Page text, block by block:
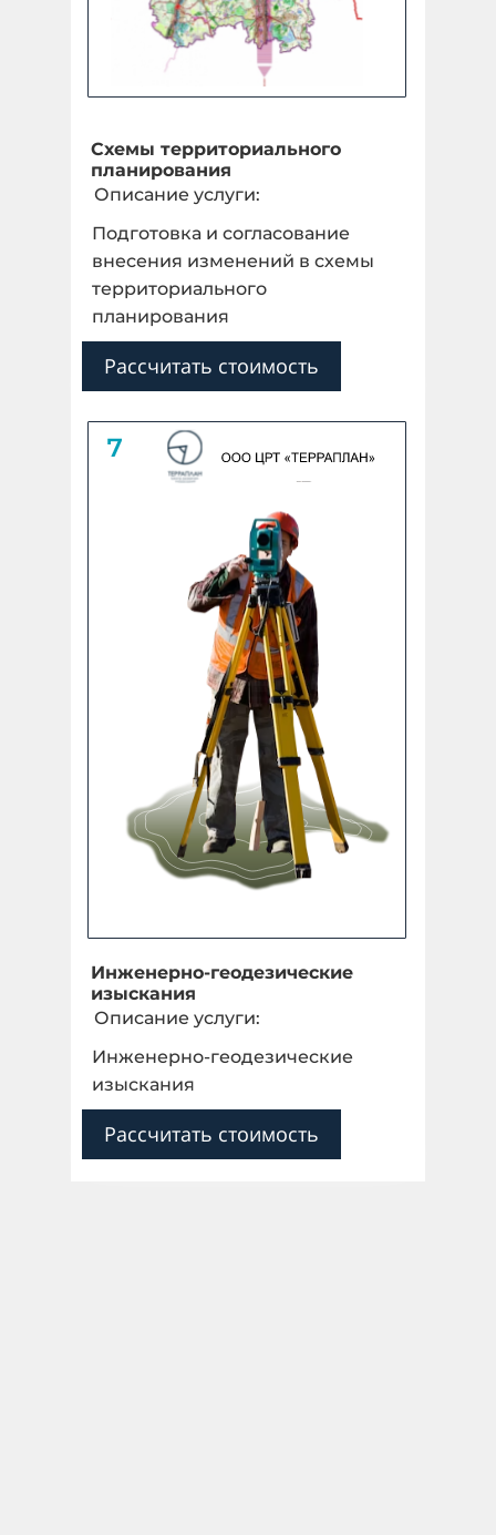
Схемы территориального
планирования
Описание услуги:
Подготовка и согласование
внесения изменений в схемы
территориального
планирования
Рассчитать стоимость
Инженерно-геодезические
изыскания
Описание услуги:
Инженерно-геодезические
изыскания
Рассчитать стоимость